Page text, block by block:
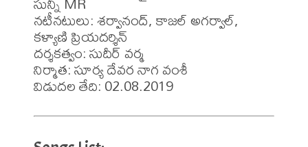
నటీనటులు: శర్వానంద్, కాజల్ అగర్వాల్,
కళ్యాణి ప్రియదర్శిన్
దర్శకత్వం: సుదీర్ వర్మ
నిర్మాత: సూర్య దేవర నాగ వంశీ
విడుదల తేది: 02.08.2019